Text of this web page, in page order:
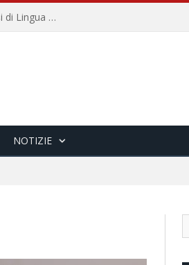
Università per Stranieri di Siena – Inaugurazione dei Corsi di Lingua e Cultura Italiana, 109a annata
NOTIZIE